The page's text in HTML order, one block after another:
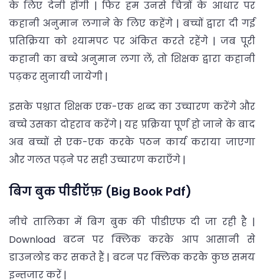
के लिए देनी होंगी | फिर हम उनसे चित्रों के आधार पर
कहानी अनुमान लगाने के लिए कहेंगे | बच्चों द्वारा दी गई
प्रतिक्रिया को श्यामपट पर अंकित करते रहेंगे | जब पूरी
कहानी का बच्चे अनुमान लगा लें, तो शिक्षक द्वारा कहानी
पढ़कर सुनायी जायेगी |
इसके पश्चात शिक्षक एक-एक शब्द का उच्चारण करेंगे और
बच्चे उसका दोहराव करेंगे | यह प्रक्रिया पूर्ण हो जाने के बाद
अब बच्चों से एक-एक करके पठन कार्य कराया जाएगा
और गलत पढ़ने पर सही उच्चारण कराएँगे |
बिग बुक पीडीऍफ़ (Big Book Pdf)
नीचे तालिका में बिग बुक की पीडीएफ दी जा रही है |
Download बटन पर क्लिक करके आप आसानी से
डाउनलोड कर सकते हैं | बटन पर क्लिक करके कुछ समय
इन्तजार करें |